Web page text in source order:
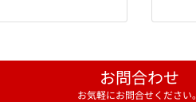
お問合わせ
お気軽にお問合せください。